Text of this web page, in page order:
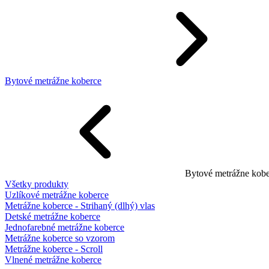
Bytové metrážne koberce
Bytové metrážne
Všetky produkty
Uzlíkové metrážne koberce
Metrážne koberce - Strihaný (dlhý) vlas
Detské metrážne koberce
Jednofarebné metrážne koberce
Metrážne koberce so vzorom
Metrážne koberce - Scroll
Vlnené metrážne koberce